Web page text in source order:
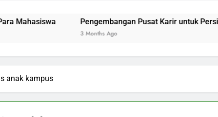
Pengembangan Pusat Karir untuk Persiapan
3 Months Ago
anak kampus